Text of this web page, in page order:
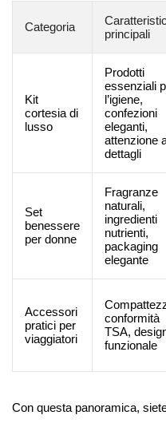
Categoria
principali
Kit
cortesia di
lusso
Prodotti
essenziali
l’igiene,
confezioni
eleganti,
attenzione
dettagli
Set
benessere
per donne
Fragranze
naturali,
ingredienti
nutrienti,
packaging
elegante
Accessori
pratici per
viaggiatori
conformità
TSA,
funzionale
Con questa panoramica,